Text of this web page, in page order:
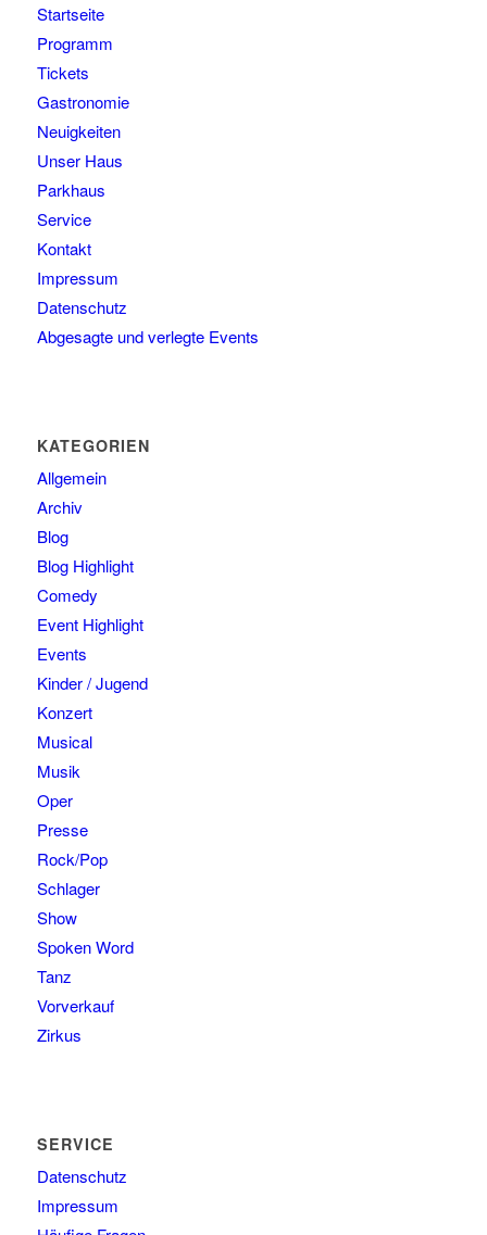
Startseite
Programm
Tickets
Gastronomie
Neuigkeiten
Unser Haus
Parkhaus
Service
Kontakt
Impressum
Datenschutz
Abgesagte und verlegte Events
KATEGORIEN
Allgemein
Archiv
Blog
Blog Highlight
Comedy
Event Highlight
Events
Kinder / Jugend
Konzert
Musical
Musik
Oper
Presse
Rock/Pop
Schlager
Show
Spoken Word
Tanz
Vorverkauf
Zirkus
SERVICE
Datenschutz
Impressum